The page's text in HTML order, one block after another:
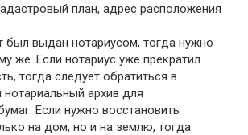
план, адрес расположения
был выдан нотариусом, тогда нужно
же. Если нотариус уже прекратил
тогда следует обратиться в
нотариальный архив для
Если нужно восстановить
на дом, но и на землю, тогда